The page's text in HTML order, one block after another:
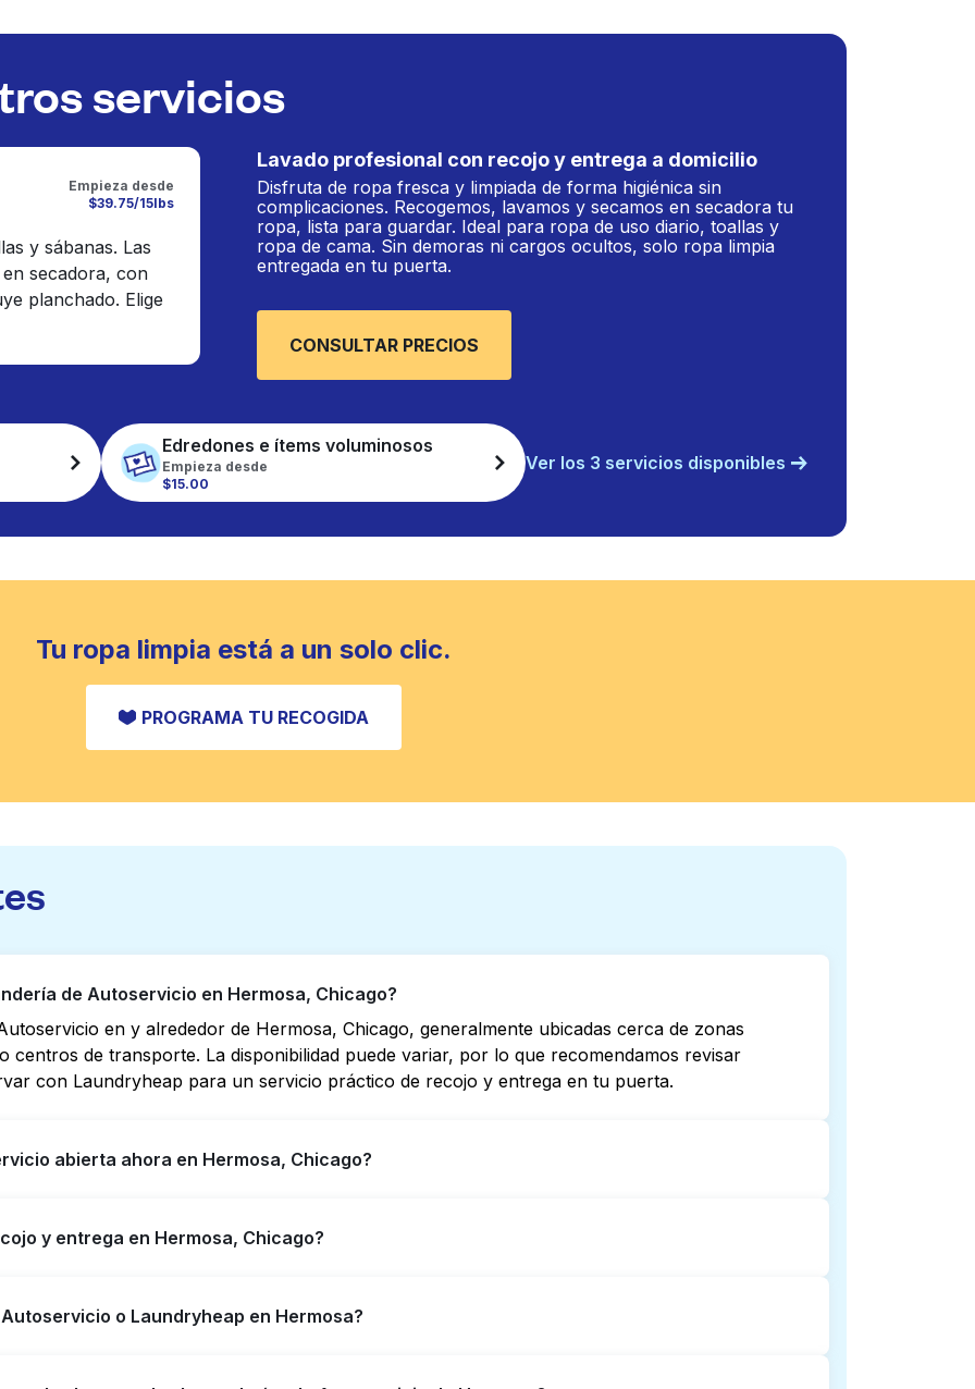
servicios
Empieza desde
$39.75/15lbs
y sábanas. Las
secadora, con
planchado. Elige
Lavado profesional con recojo y entrega a domicilio
Disfruta de ropa fresca y limpiada de forma higiénica sin
complicaciones. Recogemos, lavamos y secamos en secadora tu
ropa, lista para guardar. Ideal para ropa de uso diario, toallas y
ropa de cama. Sin demoras ni cargos ocultos, solo ropa limpia
entregada en tu puerta.
CONSULTAR PRECIOS
Edredones e ítems voluminosos
Empieza desde
$15.00
Ver los 3 servicios disponibles
Tu ropa limpia está a un solo clic.
PROGRAMA TU RECOGIDA
de Autoservicio en Hermosa, Chicago?
en y alrededor de Hermosa, Chicago, generalmente ubicadas cerca de zonas
centros de transporte. La disponibilidad puede variar, por lo que recomendamos revisar
con Laundryheap para un servicio práctico de recojo y entrega en tu puerta.
abierta ahora en Hermosa, Chicago?
a encontrar rápidamente la ubicación abierta más cercana. Como alternativa, puedes
y entrega en Hermosa, Chicago?
no ir a una Lavandería de Autoservicio.
o Laundryheap en Hermosa?